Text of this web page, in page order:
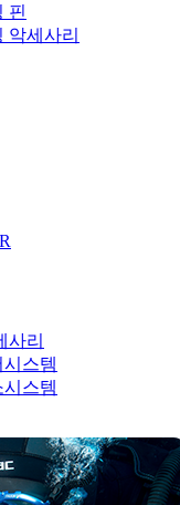
핀
악세사리
사리
스템
스템